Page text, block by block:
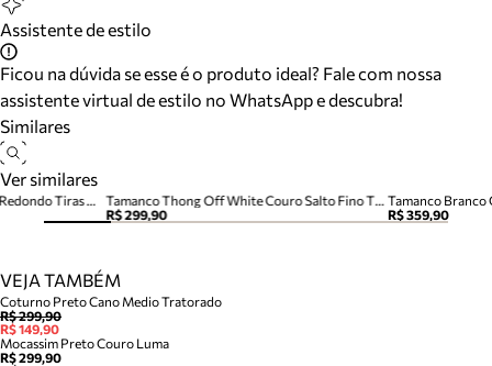
Assistente de estilo
Ficou na dúvida se esse é o produto ideal? Fale com nossa
assistente virtual de estilo no WhatsApp e descubra!
Similares
Ver similares
Tamanco Thong Off White Couro Salto Fino Tira Dedo
R$ 299,90
Tamanco Branco
R$ 359,90
Sandália Rasteira Branca Bico Redondo Tiras Metais
VEJA TAMBÉM
Coturno Preto Cano Medio Tratorado
R$ 299,90
R$ 149,90
Mocassim Preto Couro Luma
R$ 299,90